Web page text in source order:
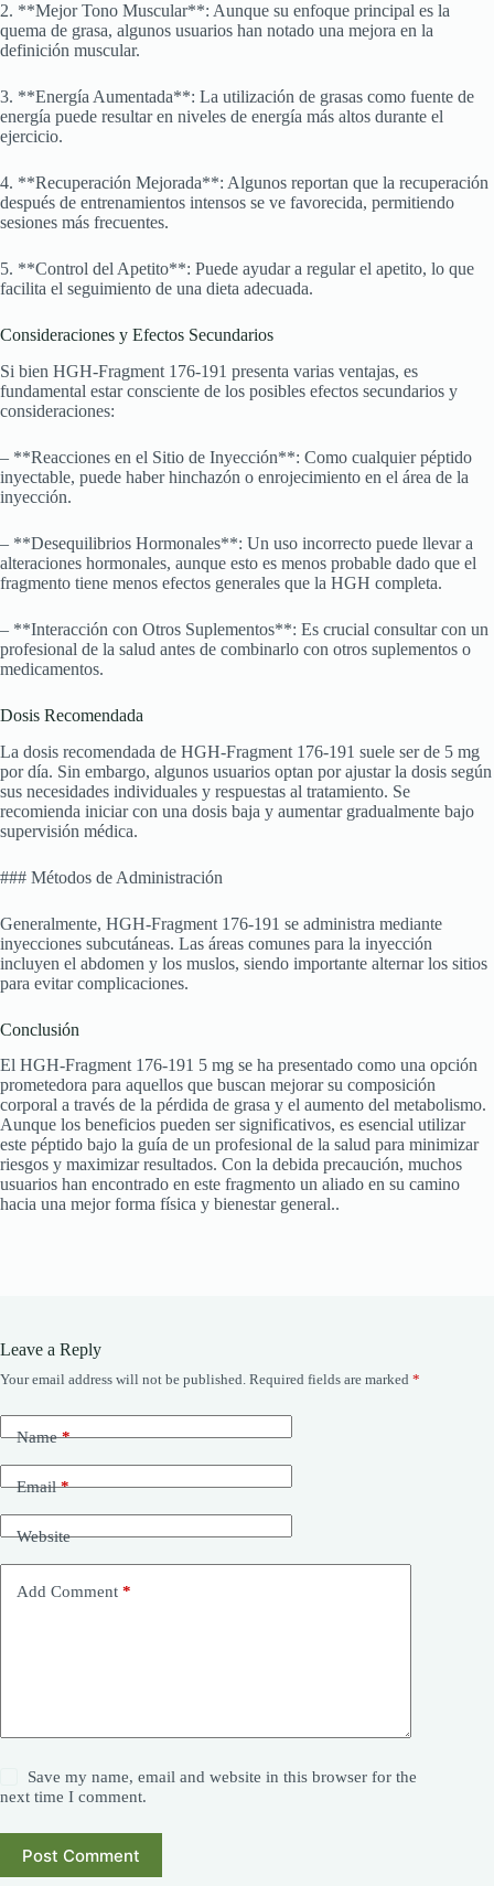
2. **Mejor Tono Muscular**: Aunque su enfoque principal es la
quema de grasa, algunos usuarios han notado una mejora en la
definición muscular.
3. **Energía Aumentada**: La utilización de grasas como fuente de
energía puede resultar en niveles de energía más altos durante el
ejercicio.
4. **Recuperación Mejorada**: Algunos reportan que la recuperación
después de entrenamientos intensos se ve favorecida, permitiendo
sesiones más frecuentes.
5. **Control del Apetito**: Puede ayudar a regular el apetito, lo que
facilita el seguimiento de una dieta adecuada.
Consideraciones y Efectos Secundarios
Si bien HGH-Fragment 176-191 presenta varias ventajas, es
fundamental estar consciente de los posibles efectos secundarios y
consideraciones:
– **Reacciones en el Sitio de Inyección**: Como cualquier péptido
inyectable, puede haber hinchazón o enrojecimiento en el área de la
inyección.
– **Desequilibrios Hormonales**: Un uso incorrecto puede llevar a
alteraciones hormonales, aunque esto es menos probable dado que el
fragmento tiene menos efectos generales que la HGH completa.
– **Interacción con Otros Suplementos**: Es crucial consultar con un
profesional de la salud antes de combinarlo con otros suplementos o
medicamentos.
Dosis Recomendada
La dosis recomendada de HGH-Fragment 176-191 suele ser de 5 mg
por día. Sin embargo, algunos usuarios optan por ajustar la dosis según
sus necesidades individuales y respuestas al tratamiento. Se
recomienda iniciar con una dosis baja y aumentar gradualmente bajo
supervisión médica.
### Métodos de Administración
Generalmente, HGH-Fragment 176-191 se administra mediante
inyecciones subcutáneas. Las áreas comunes para la inyección
incluyen el abdomen y los muslos, siendo importante alternar los sitios
para evitar complicaciones.
Conclusión
El HGH-Fragment 176-191 5 mg se ha presentado como una opción
prometedora para aquellos que buscan mejorar su composición
corporal a través de la pérdida de grasa y el aumento del metabolismo.
Aunque los beneficios pueden ser significativos, es esencial utilizar
este péptido bajo la guía de un profesional de la salud para minimizar
riesgos y maximizar resultados. Con la debida precaución, muchos
usuarios han encontrado en este fragmento un aliado en su camino
hacia una mejor forma física y bienestar general..
Leave a Reply
Your email address will not be published. Required fields are marked *
Name*
Email*
Website
Add Comment *
Save my name, email and website in this browser for the
next time I comment.
Post Comment